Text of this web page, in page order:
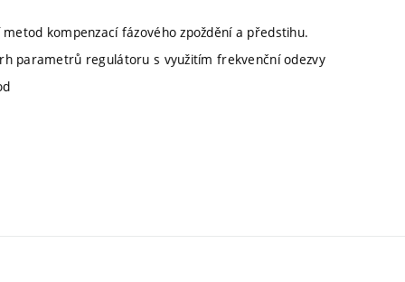
kompenzací fázového zpoždění a předstihu.
parametrů regulátoru s využitím frekvenční odezvy